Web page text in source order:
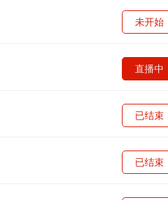
未开始
直播中
已结束
已结束